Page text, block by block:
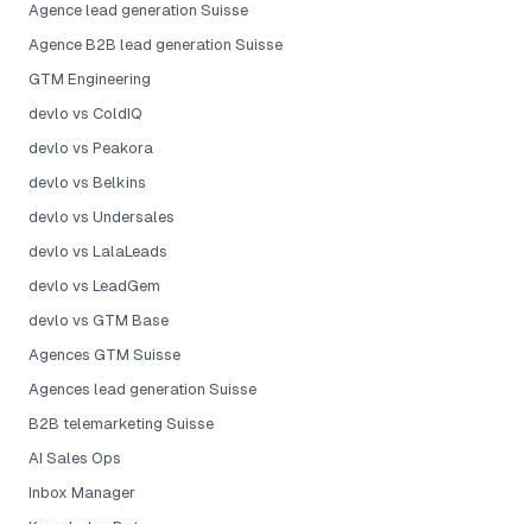
Agence lead generation Suisse
Agence B2B lead generation Suisse
GTM Engineering
devlo vs ColdIQ
devlo vs Peakora
devlo vs Belkins
devlo vs Undersales
devlo vs LalaLeads
devlo vs LeadGem
devlo vs GTM Base
Agences GTM Suisse
Agences lead generation Suisse
B2B telemarketing Suisse
AI Sales Ops
Inbox Manager